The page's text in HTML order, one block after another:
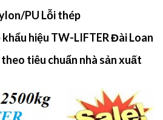
PU Lỗi thép
hiệu TW-LIFTER Đài Loan
tiêu chuẩn nhà sản xuất